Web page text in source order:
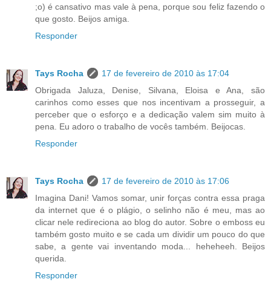
;o) é cansativo mas vale à pena, porque sou feliz fazendo o
que gosto. Beijos amiga.
Responder
Tays Rocha
17 de fevereiro de 2010 às 17:04
Obrigada Jaluza, Denise, Silvana, Eloisa e Ana, são
carinhos como esses que nos incentivam a prosseguir, a
perceber que o esforço e a dedicação valem sim muito à
pena. Eu adoro o trabalho de vocês também. Beijocas.
Responder
Tays Rocha
17 de fevereiro de 2010 às 17:06
Imagina Dani! Vamos somar, unir forças contra essa praga
da internet que é o plágio, o selinho não é meu, mas ao
clicar nele redireciona ao blog do autor. Sobre o emboss eu
também gosto muito e se cada um dividir um pouco do que
sabe, a gente vai inventando moda... heheheeh. Beijos
querida.
Responder